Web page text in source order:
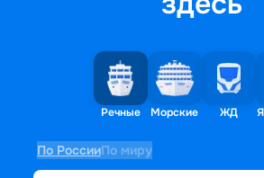
Речные Морские ЖД
По РоссииПо миру